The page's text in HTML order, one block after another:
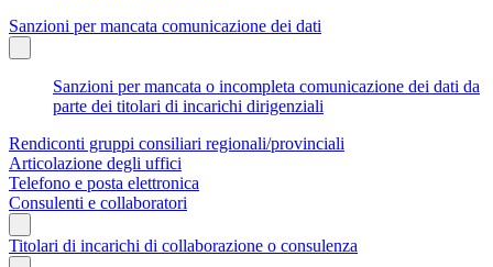
Sanzioni per mancata comunicazione dei dati
Sanzioni per mancata o incompleta comunicazione dei dati da
parte dei titolari di incarichi dirigenziali
Rendiconti gruppi consiliari regionali/provinciali
Articolazione degli uffici
Telefono e posta elettronica
Consulenti e collaboratori
Titolari di incarichi di collaborazione o consulenza